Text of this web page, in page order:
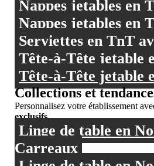
Nappes jetables en
Nappes jetables en
Serviettes en TnT
Tête-à-Tête jetable
Tête-à-Tête jetable
Collections et
Personnalisez votre établissement
exclusifs
Linge de table en
Carreaux